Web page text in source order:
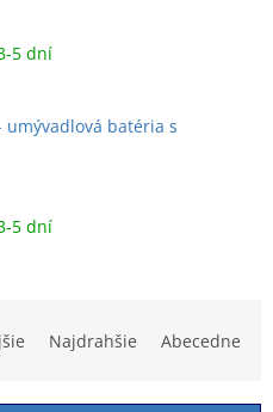
5 dní
umývadlová batéria s
5 dní
Najdrahšie Abecedne